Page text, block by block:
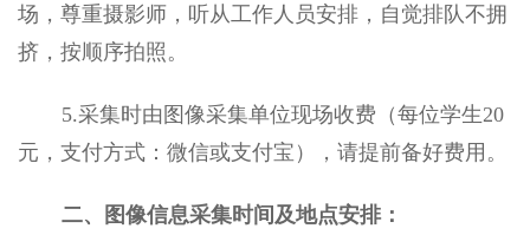
场，尊重摄影师，听从工作人员安排，自觉排队不拥
挤，按顺序拍照。
5.采集时由图像采集单位现场收费（每位学生20
元，支付方式：微信或支付宝），请提前备好费用。
二、图像信息采集时间及地点安排：